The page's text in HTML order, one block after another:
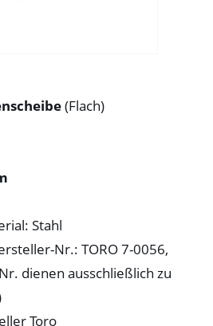
(Flach)
Stahl
Nr.: TORO 7-0056,
dienen ausschließlich zu
Toro